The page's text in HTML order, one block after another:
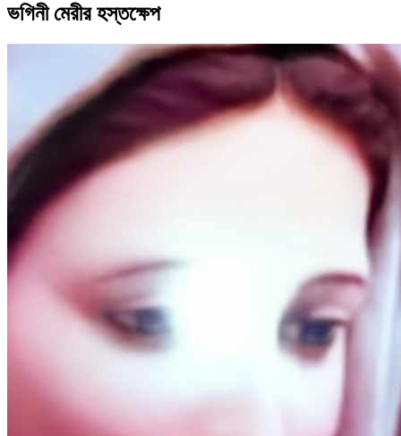
ভগিনী মেরীর হস্তক্ষেপ